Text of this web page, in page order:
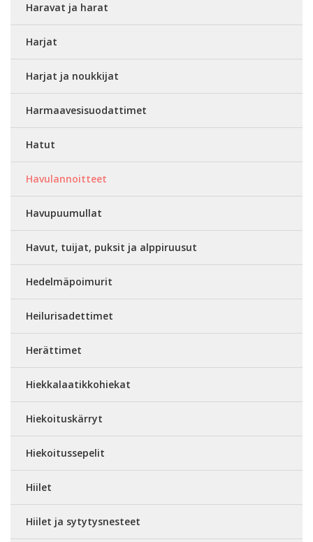
Haravat ja harat
Harjat
Harjat ja noukkijat
Harmaavesisuodattimet
Hatut
Havulannoitteet
Havupuumullat
Havut, tuijat, puksit ja alppiruusut
Hedelmäpoimurit
Heilurisadettimet
Herättimet
Hiekkalaatikkohiekat
Hiekoituskärryt
Hiekoitussepelit
Hiilet
Hiilet ja sytytysnesteet